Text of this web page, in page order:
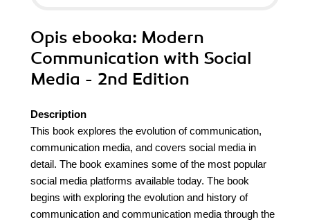
Opis ebooka: Modern
Communication with Social
Media - 2nd Edition
Description
This book explores the evolution of communication,
communication media, and covers social media in
detail. The book examines some of the most popular
social media platforms available today. The book
begins with exploring the evolution and history of
communication and communication media through the